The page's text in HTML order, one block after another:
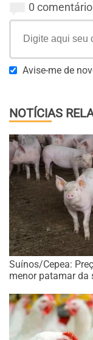
0 comentário
Avise-me de
NOTÍCIAS
Suínos/Cepea:
menor patamar da